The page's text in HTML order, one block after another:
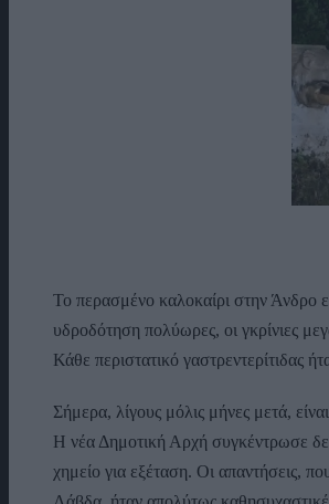
Το περασμένο καλοκαίρι στην Άνδρο
υδροδότηση πολύωρες, οι γκρίνιες
Κάθε περιστατικό γαστρεντερίτιδας
Σήμερα, λίγους μόλις μήνες μετά,
Η νέα Δημοτική Αρχή συγκέντρωσε
χημείο για εξέταση. Οι απαντήσεις,